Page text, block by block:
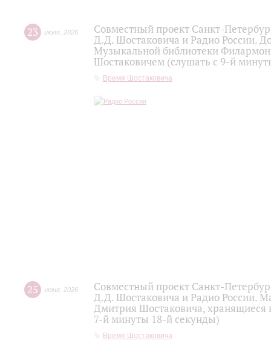
23 июля 2026
Совместный проект Санкт-
Д.Д. Шостаковича и Радио России.
Музыкальной библиотеки
Шостаковичем (слушать с 9-й
Время Шостаковича
25 июня 2026
Совместный проект Санкт-
Д.Д. Шостаковича и Радио России.
Дмитрия Шостаковича, хранящиеся
7-й минуты 18-й секунды)
Время Шостаковича